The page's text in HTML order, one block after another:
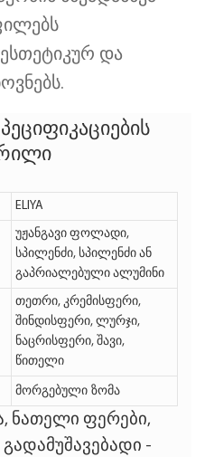
და
ELIYA
უჟანგავი ფოლადი,
სპილენძი, სპილენძი ან
გაპრიალებული ალუმინი
თეთრი, კრემისფერი,
შინდისფერი, ლურჯი,
ნაცრისფერი, შავი,
წითელი
მორგებული ზომა
ნათელი ფერები,
-